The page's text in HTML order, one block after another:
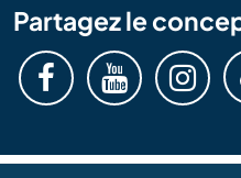
Partagez le